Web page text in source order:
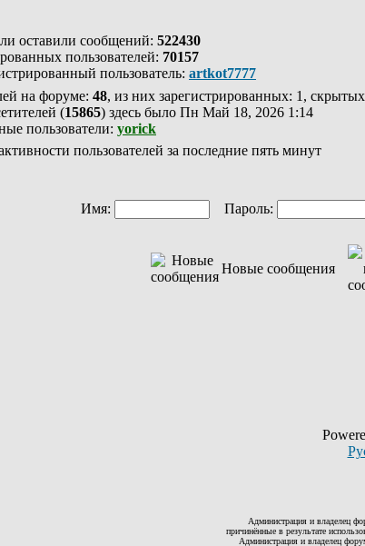
оставили сообщений: 522430
пользователей: 70157
пользователь: artkot7777
на форуме: 48, из них зарегистрированных: 1,
(15865) здесь было Пн Май 18, 2026 1:14
пользователи: yorick
пользователей за последние пять минут
Имя: Пароль:
Новые сообщения
Администрация и владелец
причинённые в результате
Администрация и владелец